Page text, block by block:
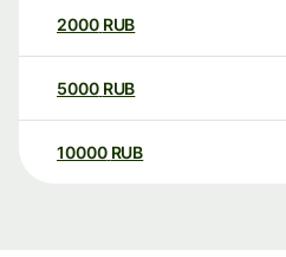
2000 RUB
5000 RUB
10000 RUB